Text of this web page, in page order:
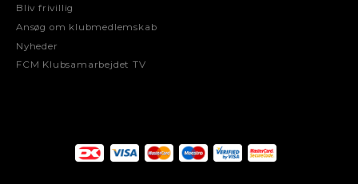
Bliv frivillig
Ansøg om klubmedlemskab
Nyheder
FCM Klubsamarbejdet TV